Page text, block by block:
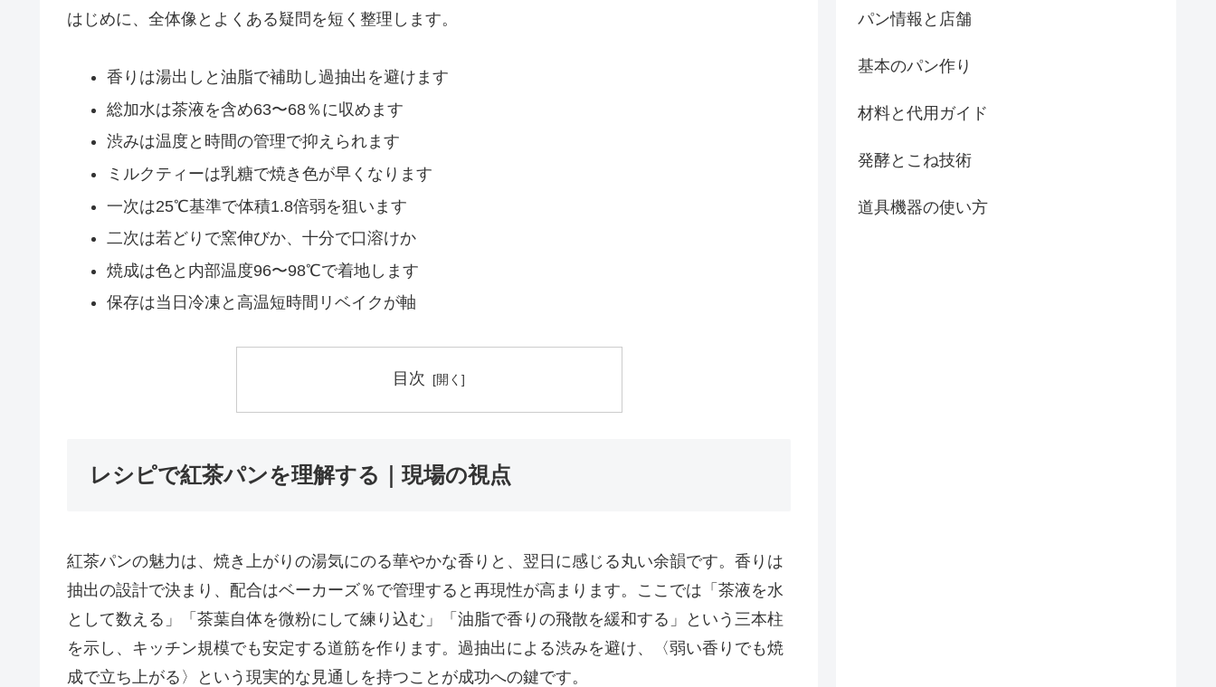
はじめに、全体像とよくある疑問を短く整理します。
香りは湯出しと油脂で補助し過抽出を避けます
総加水は茶液を含め63〜68％に収めます
渋みは温度と時間の管理で抑えられます
ミルクティーは乳糖で焼き色が早くなります
一次は25℃基準で体積1.8倍弱を狙います
二次は若どりで窯伸びか、十分で口溶けか
焼成は色と内部温度96〜98℃で着地します
保存は当日冷凍と高温短時間リベイクが軸
目次
レシピで紅茶パンを理解する｜現場の視点
紅茶パンの魅力は、焼き上がりの湯気にのる華やかな香りと、翌日に感じる丸い余韻です。香りは
抽出の設計で決まり、配合はベーカーズ％で管理すると再現性が高まります。ここでは「茶液を水
として数える」「茶葉自体を微粉にして練り込む」「油脂で香りの飛散を緩和する」という三本柱
を示し、キッチン規模でも安定する道筋を作ります。過抽出による渋みを避け、〈弱い香りでも焼
成で立ち上がる〉という現実的な見通しを持つことが成功への鍵です。
パン情報と店舗
基本のパン作り
材料と代用ガイド
発酵とこね技術
道具機器の使い方